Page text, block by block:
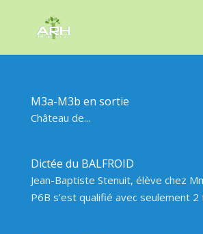
M3a-M3b en sortie
Château de...
Dictée du BALFROID
Jean-Baptiste Stenuit, élève chez
P6B s’est qualifié avec seulement 2